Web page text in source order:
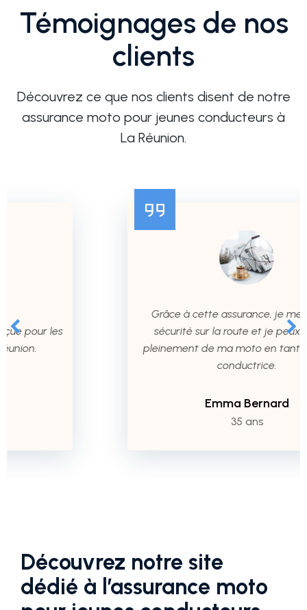
Témoignages de nos
clients
Découvrez ce que nos clients disent de notre
assurance moto pour jeunes conducteurs à
La Réunion.
Grâce à cette assurance, je me sens en
sécurité sur la route et je peux profiter
pleinement de ma moto en tant que jeune
Découvrez notre site
dédié à l’assurance moto